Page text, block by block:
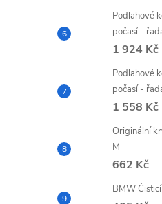
Podlahové
počasí -
1 924 Kč
Podlahové
počasí -
1 558 Kč
Originální
M
662 Kč
BMW